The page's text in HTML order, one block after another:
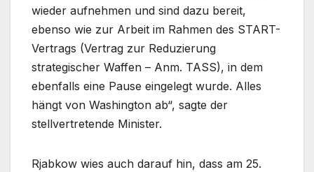
wieder aufnehmen und sind dazu bereit,
ebenso wie zur Arbeit im Rahmen des START-
Vertrags (Vertrag zur Reduzierung
strategischer Waffen – Anm. TASS), in dem
ebenfalls eine Pause eingelegt wurde. Alles
hängt von Washington ab“, sagte der
stellvertretende Minister.
Rjabkow wies auch darauf hin, dass am 25.